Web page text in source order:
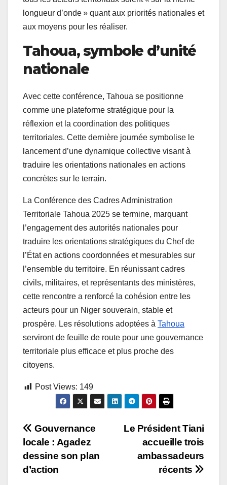
longueur d’onde » quant aux priorités nationales et
aux moyens pour les réaliser.
Tahoua, symbole d’unité
nationale
Avec cette conférence, Tahoua se positionne
comme une plateforme stratégique pour la
réflexion et la coordination des politiques
territoriales. Cette dernière journée symbolise le
lancement d’une dynamique collective visant à
traduire les orientations nationales en actions
concrètes sur le terrain.
La Conférence des Cadres Administration
Territoriale Tahoua 2025 se termine, marquant
l’engagement des autorités nationales pour
traduire les orientations stratégiques du Chef de
l’État en actions coordonnées et mesurables sur
l’ensemble du territoire. En réunissant cadres
civils, militaires, et représentants des ministères,
cette rencontre a renforcé la cohésion entre les
acteurs pour un Niger souverain, stable et
prospère. Les résolutions adoptées à Tahoua
serviront de feuille de route pour une gouvernance
territoriale plus efficace et plus proche des
citoyens.
Post Views: 149
Navigation
de
l’article
Le Président Tiani
accueille trois
ambassadeurs
récents
Gouvernance
locale : Agadez
dessine son plan
d’action